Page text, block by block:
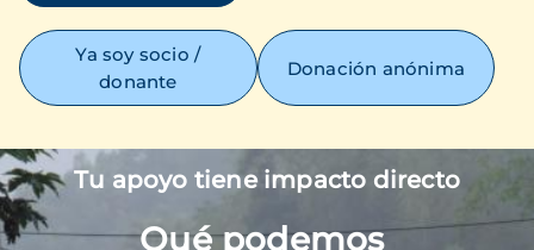
Ya soy socio /
donante
Donación anónima
Imagen Tu apoyo tiene impacto directo
Qué podemos